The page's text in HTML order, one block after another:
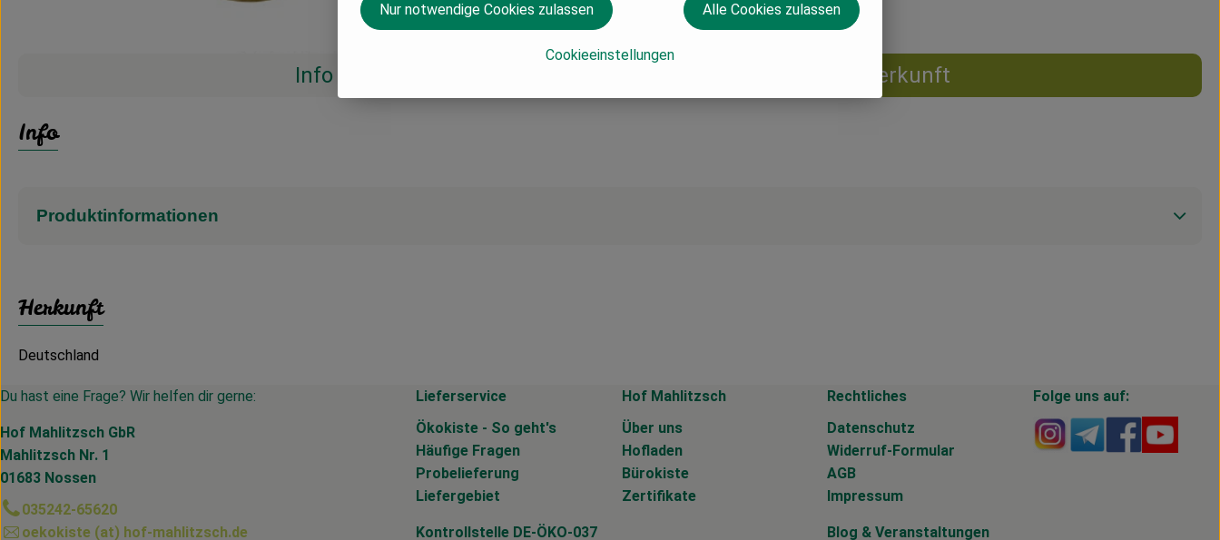
Info Herkunft
Info
Produktinformationen
Herkunft
Deutschland
Du hast eine Frage? Wir helfen dir gerne:
Hof Mahlitzsch GbR
Mahlitzsch Nr. 1
01683 Nossen
035242-65620
oekokiste (at) hof-mahlitzsch.de
Lieferservice
Ökokiste - So geht's
Häufige Fragen
Probelieferung
Liefergebiet
Hof Mahlitzsch
Über uns
Hofladen
Bürokiste
Zertifikate
Rechtliches
Datenschutz
Widerruf-Formular
AGB
Impressum
Folge uns auf:
Externer Link zu
Externer Link
Externer
Kontrollstelle DE-ÖKO-037 Blog & Veranstaltungen
Cookieeinstellungen
Nur notwendige Cookies zulassen Alle Cookies zulassen